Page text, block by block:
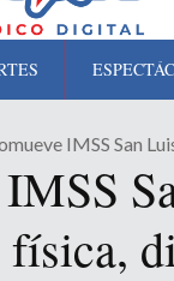
IMSS San